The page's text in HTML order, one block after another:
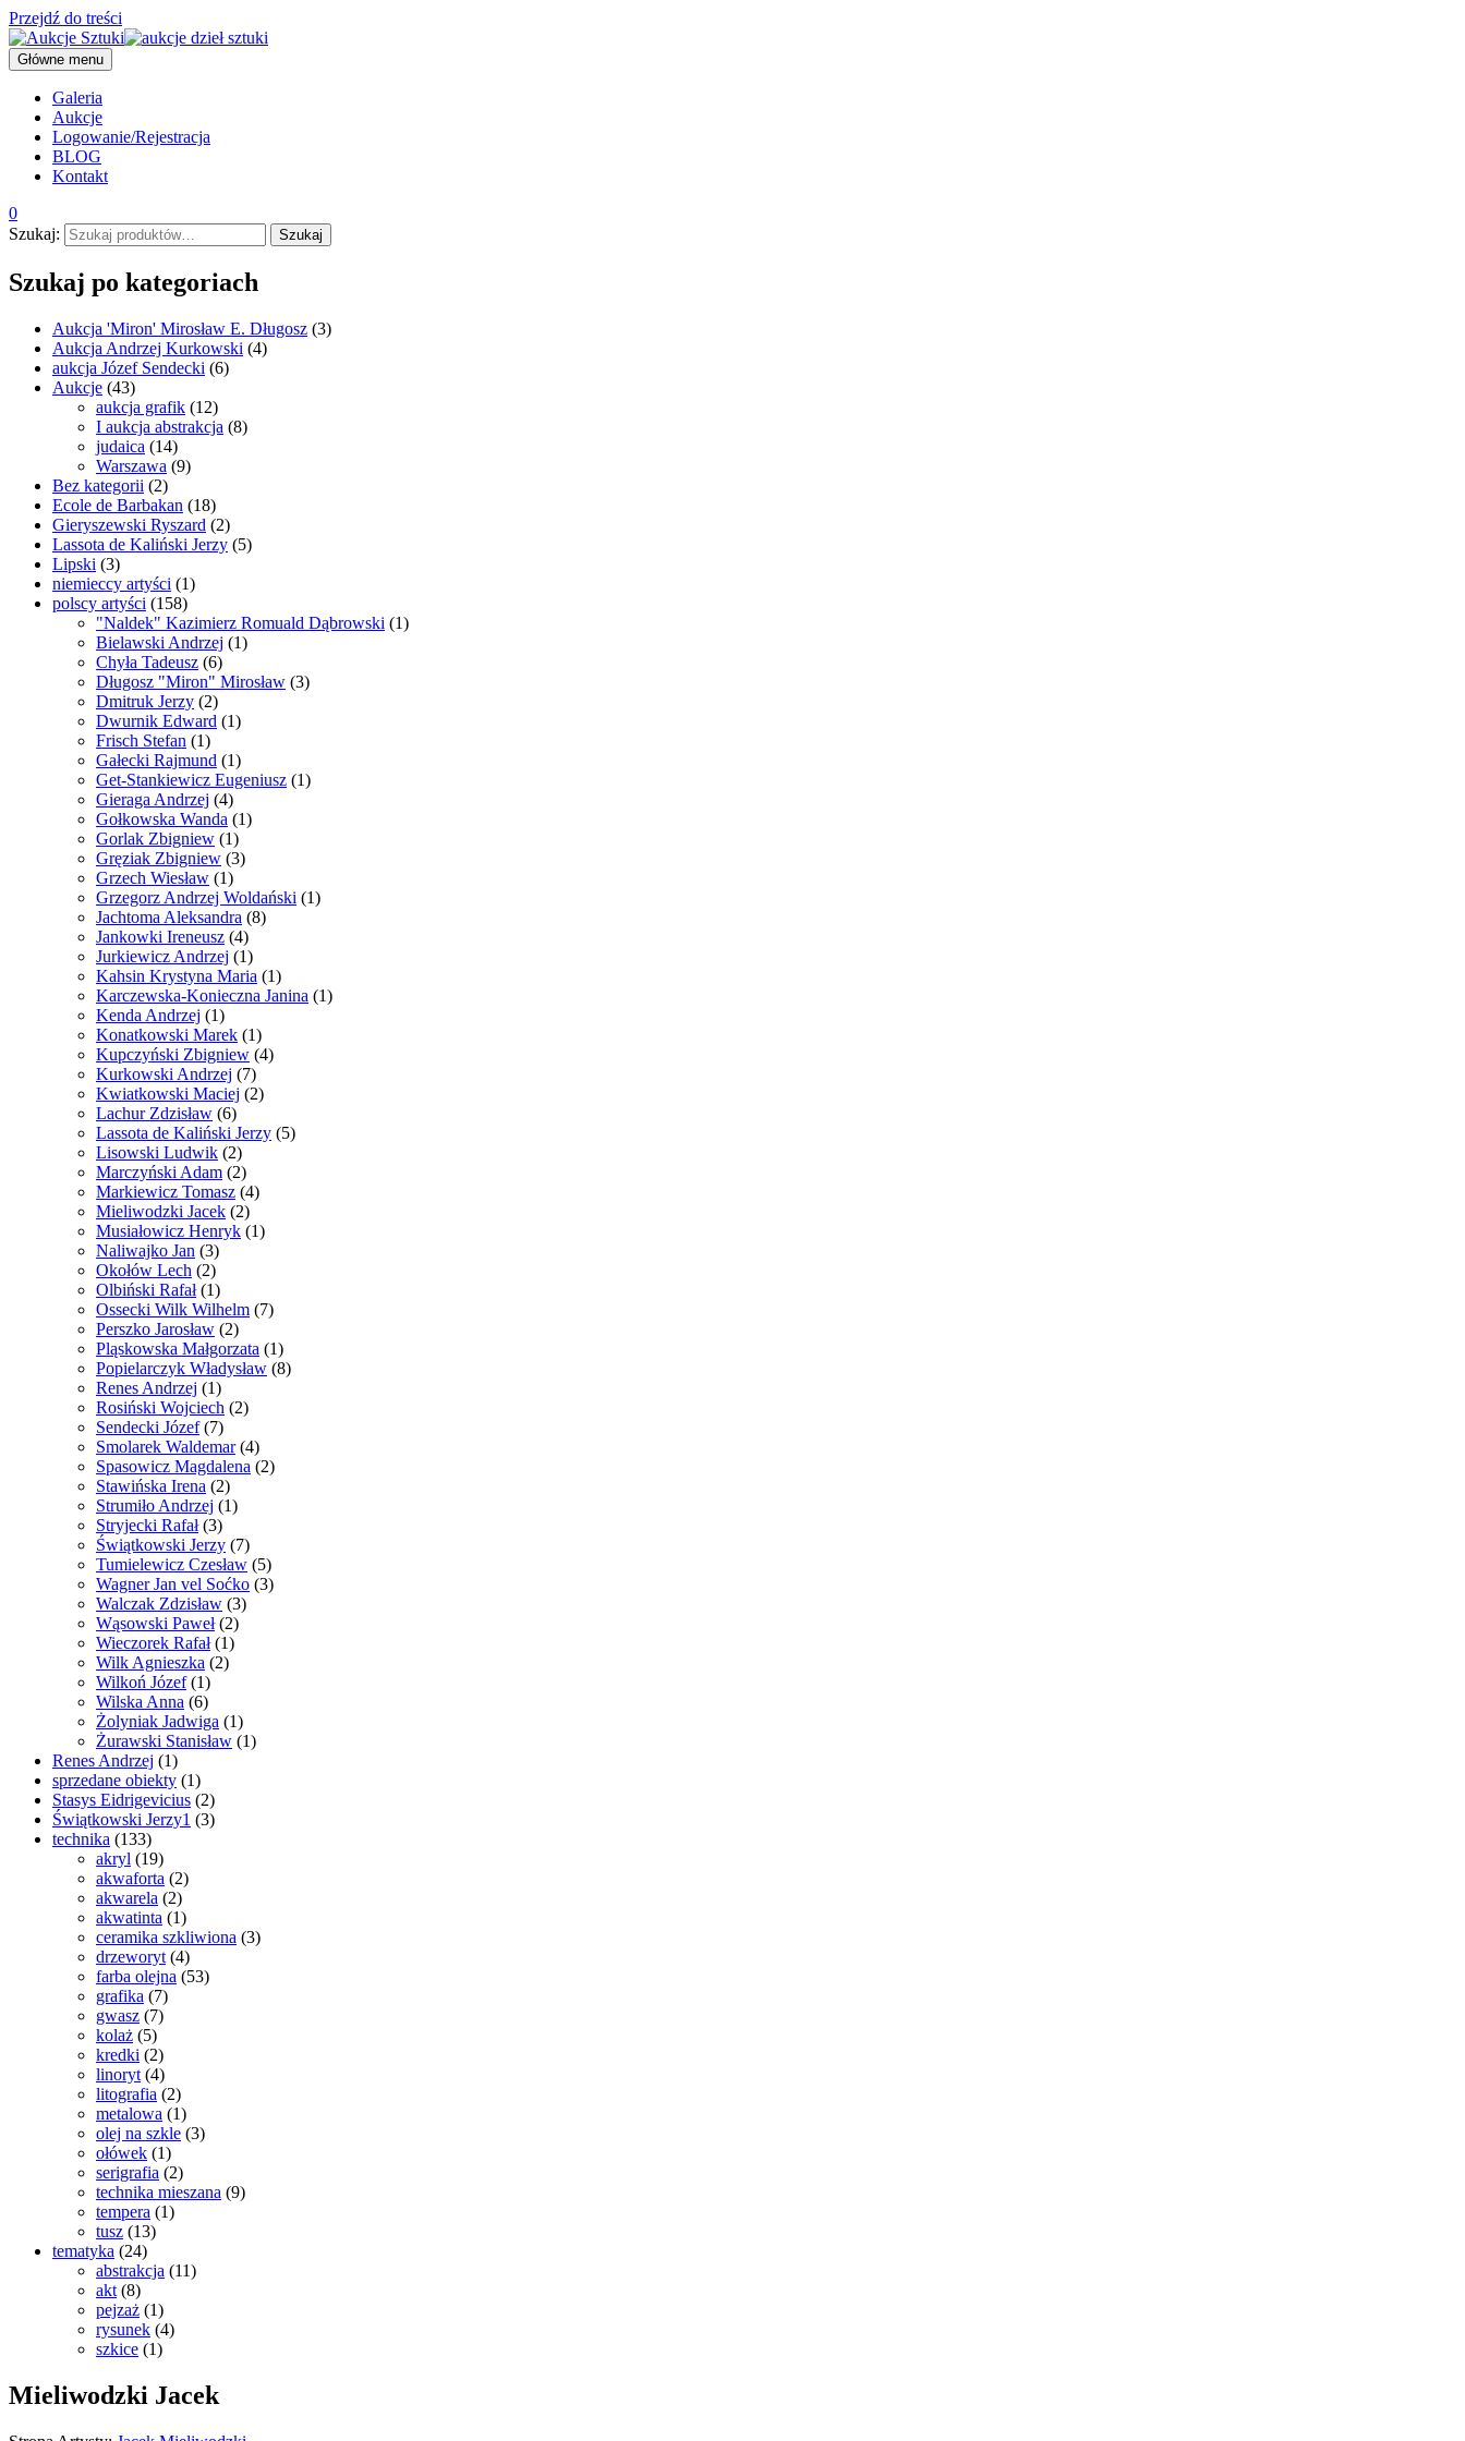
Przejdź do treści
Główne menu
Galeria
Aukcje
Logowanie/Rejestracja
BLOG
Kontakt
0
Szukaj:
Szukaj
Szukaj po kategoriach
Aukcja 'Miron' Mirosław E. Długosz (3)
Aukcja Andrzej Kurkowski (4)
aukcja Józef Sendecki (6)
Aukcje (43)
aukcja grafik (12)
I aukcja abstrakcja (8)
judaica (14)
Warszawa (9)
Bez kategorii (2)
Ecole de Barbakan (18)
Gieryszewski Ryszard (2)
Lassota de Kaliński Jerzy (5)
Lipski (3)
niemieccy artyści (1)
polscy artyści (158)
"Naldek" Kazimierz Romuald Dąbrowski (1)
Bielawski Andrzej (1)
Chyła Tadeusz (6)
Długosz "Miron" Mirosław (3)
Dmitruk Jerzy (2)
Dwurnik Edward (1)
Frisch Stefan (1)
Gałecki Rajmund (1)
Get-Stankiewicz Eugeniusz (1)
Gieraga Andrzej (4)
Gołkowska Wanda (1)
Gorlak Zbigniew (1)
Gręziak Zbigniew (3)
Grzech Wiesław (1)
Grzegorz Andrzej Woldański (1)
Jachtoma Aleksandra (8)
Jankowki Ireneusz (4)
Jurkiewicz Andrzej (1)
Kahsin Krystyna Maria (1)
Karczewska-Konieczna Janina (1)
Kenda Andrzej (1)
Konatkowski Marek (1)
Kupczyński Zbigniew (4)
Kurkowski Andrzej (7)
Kwiatkowski Maciej (2)
Lachur Zdzisław (6)
Lassota de Kaliński Jerzy (5)
Lisowski Ludwik (2)
Marczyński Adam (2)
Markiewicz Tomasz (4)
Mieliwodzki Jacek (2)
Musiałowicz Henryk (1)
Naliwajko Jan (3)
Okołów Lech (2)
Olbiński Rafał (1)
Ossecki Wilk Wilhelm (7)
Perszko Jarosław (2)
Pląskowska Małgorzata (1)
Popielarczyk Władysław (8)
Renes Andrzej (1)
Rosiński Wojciech (2)
Sendecki Józef (7)
Smolarek Waldemar (4)
Spasowicz Magdalena (2)
Stawińska Irena (2)
Strumiło Andrzej (1)
Stryjecki Rafał (3)
Świątkowski Jerzy (7)
Tumielewicz Czesław (5)
Wagner Jan vel Soćko (3)
Walczak Zdzisław (3)
Wąsowski Paweł (2)
Wieczorek Rafał (1)
Wilk Agnieszka (2)
Wilkoń Józef (1)
Wilska Anna (6)
Żolyniak Jadwiga (1)
Żurawski Stanisław (1)
Renes Andrzej (1)
sprzedane obiekty (1)
Stasys Eidrigevicius (2)
Świątkowski Jerzy1 (3)
technika (133)
akryl (19)
akwaforta (2)
akwarela (2)
akwatinta (1)
ceramika szkliwiona (3)
drzeworyt (4)
farba olejna (53)
grafika (7)
gwasz (7)
kolaż (5)
kredki (2)
linoryt (4)
litografia (2)
metalowa (1)
olej na szkle (3)
ołówek (1)
serigrafia (2)
technika mieszana (9)
tempera (1)
tusz (13)
tematyka (24)
abstrakcja (11)
akt (8)
pejzaż (1)
rysunek (4)
szkice (1)
Mieliwodzki Jacek